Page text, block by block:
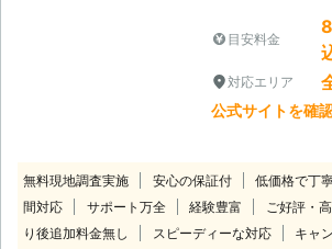
目安料金
対応エリア
公式サイトを確
無料現地調査実施 安心の保証付 低価格で丁
間対応
サポート万全 経験豊富 ご好評・
り後追加料金無し
スピーディーな対応 キャ